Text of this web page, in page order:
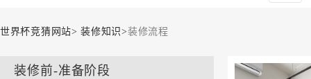
世界杯竞猜网站> 装修知识>装修流程
装修前-准备阶段